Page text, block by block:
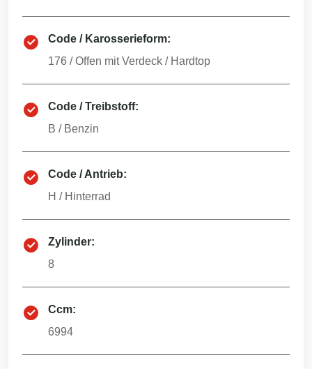
Code / Karosserieform:
176 /Offen mit Verdeck / Hardtop
Code / Treibstoff:
B / Benzin
Code / Antrieb:
H / Hinterrad
Zylinder:
8
Ccm:
6994